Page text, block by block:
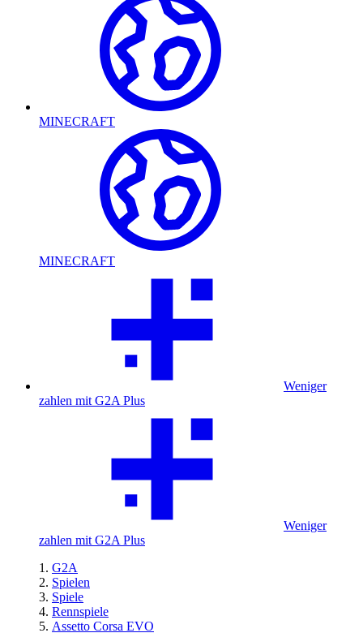
MINECRAFT
MINECRAFT
Weniger
zahlen mit G2A Plus
Weniger
zahlen mit G2A Plus
G2A
Spielen
Spiele
Rennspiele
Assetto Corsa EVO